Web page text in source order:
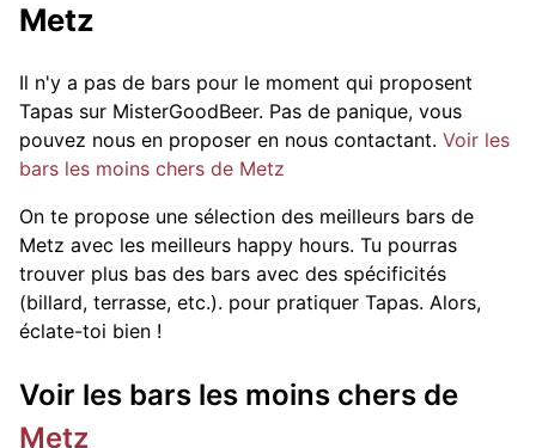
Metz
Il n'y a pas de bars pour le moment qui proposent
Tapas sur MisterGoodBeer. Pas de panique, vous
pouvez nous en proposer en nous contactant. Voir les
bars les moins chers de Metz
On te propose une sélection des meilleurs bars de
Metz avec les meilleurs happy hours. Tu pourras
trouver plus bas des bars avec des spécificités
(billard, terrasse, etc.). pour pratiquer Tapas. Alors,
éclate-toi bien !
Voir les bars les moins chers de
Metz